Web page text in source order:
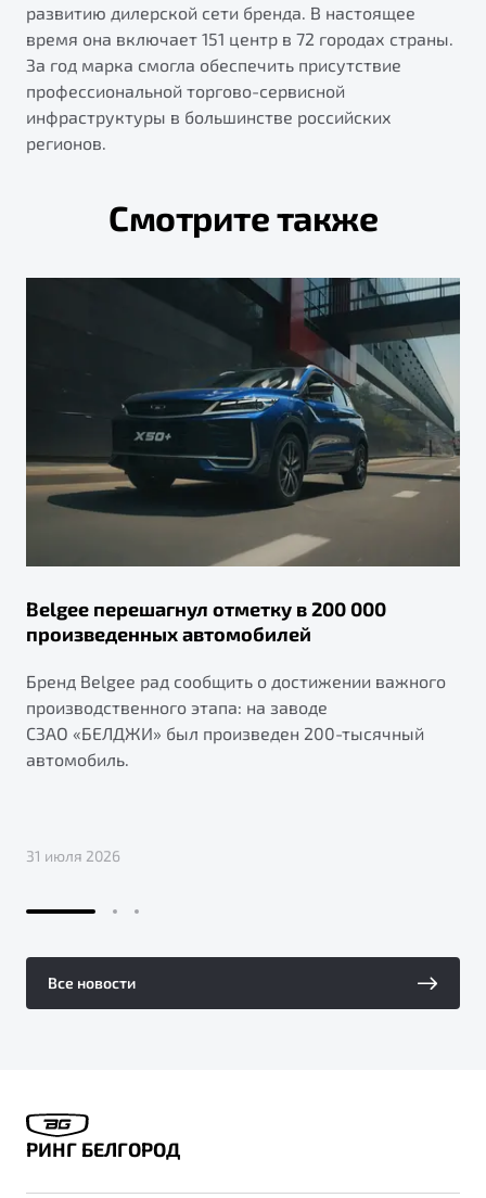
развитию дилерской сети бренда. В настоящее
время она включает 151 центр в 72 городах страны.
За год марка смогла обеспечить присутствие
профессиональной торгово-сервисной
инфраструктуры в большинстве российских
регионов.
Смотрите также
Belgee перешагнул отметку в 200 000
произведенных автомобилей
Бренд Belgee рад сообщить о достижении важного
производственного этапа: на заводе
СЗАО «БЕЛДЖИ» был произведен 200-тысячный
автомобиль.
31 июля 2026
Все новости
РИНГ БЕЛГОРОД